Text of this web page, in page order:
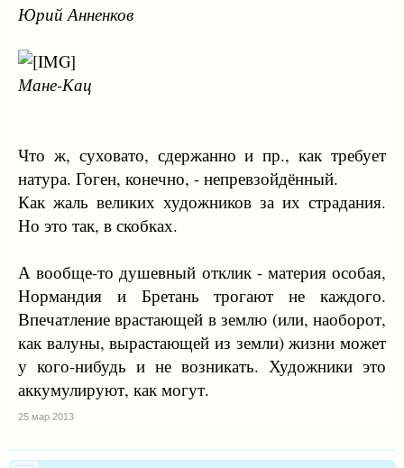
Юрий Анненков
Мане-Кац
Что ж, суховато, сдержанно и пр., как требует
натура. Гоген, конечно, - непревзойдённый.
Как жаль великих художников за их страдания.
Но это так, в скобках.
А вообще-то душевный отклик - материя особая,
Нормандия и Бретань трогают не каждого.
Впечатление врастающей в землю (или, наоборот,
как валуны, вырастающей из земли) жизни может
у кого-нибудь и не возникать. Художники это
аккумулируют, как могут.
25 мар 2013